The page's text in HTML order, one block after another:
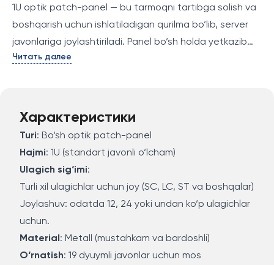
1U optik patch-panel — bu tarmoqni tartibga solish va
boshqarish uchun ishlatiladigan qurilma bo‘lib, server
javonlariga joylashtiriladi. Panel bo‘sh holda yetkazib
beriladi va turli xil optik ulagichlar (SC, LC va boshqalar)
ta'minlaydi.
Читать далее
Характеристики
Turi: Bo‘sh optik patch-panel
Hajmi: 1U (standart javonli o‘lcham)
Ulagich sig‘imi:
Turli xil ulagichlar uchun joy (SC, LC, ST va boshqalar)
Joylashuv: odatda 12, 24 yoki undan ko‘p ulagichlar
uchun.
Material : Metall (mustahkam va bardoshli)
O‘rnatish: 19 dyuymli javonlar uchun mos